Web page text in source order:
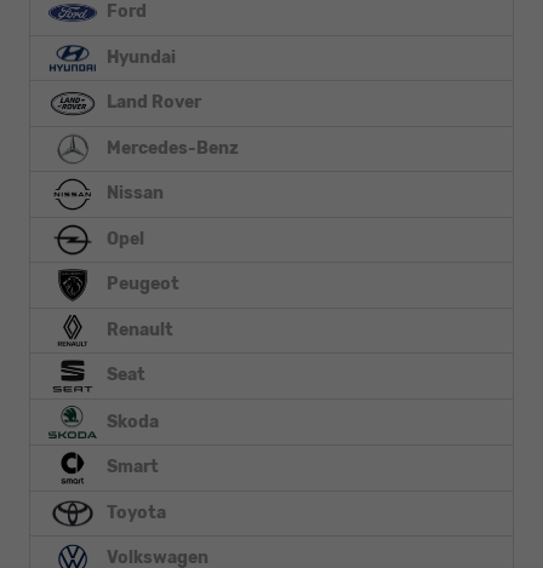
Ford
Hyundai
Land Rover
Mercedes-Benz
Nissan
Opel
Peugeot
Renault
Seat
Skoda
Smart
Toyota
Volkswagen